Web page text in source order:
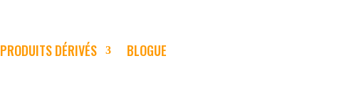
PRODUITS DÉRIVÉS BLOGUE